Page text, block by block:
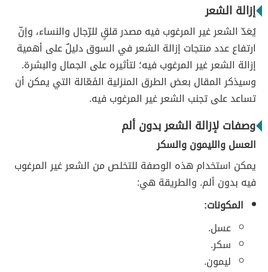
إزالة الشعر
يُعَدّ الشعر غير المرغوب فيه مصدر قلقٍ للرّجال والنساء، وإنّ
ارتفاع عدد منتجات إزالة الشعر في السوق دليلٌ على أهمية
إزالة الشعر غير المرغوب فيه؛ لتأثيره على الجمال والبشرة.
وسيذكر المقال بعض الطرق المنزلية الفَعّالة التي يمكن أن
تساعد على تجنب الشعر غير المرغوب فيه.
وصفات لإزالة الشعر بدون ألم
العسل والليمون والسكر
يمكن استخدام هذه الوصفة للتخلص من الشعر غير المرغوب
فيه بدون ألم. والطريقة هي:
المكونات:
عسل.
سكر.
ليمون.